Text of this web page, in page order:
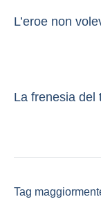
L’eroe non
La frenesia del
Tag